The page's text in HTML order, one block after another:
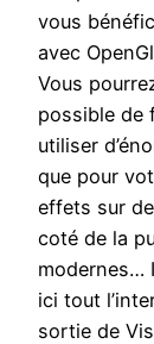
vous
avec
Vous
possible de
utiliser
que pour
effets sur
coté de la
modernes…
ici tout
sortie de